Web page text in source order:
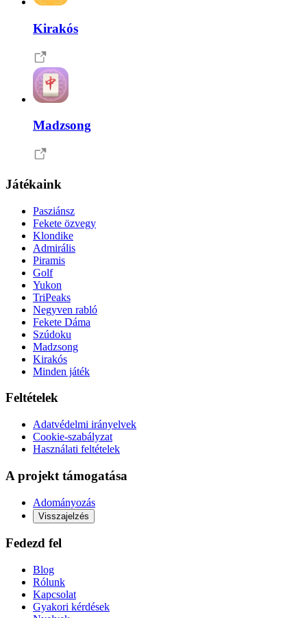
Kirakós
Madzsong
Játékaink
Pasziánsz
Fekete özvegy
Klondike
Admirális
Piramis
Golf
Yukon
TriPeaks
Negyven rabló
Fekete Dáma
Szúdoku
Madzsong
Kirakós
Minden játék
Feltételek
Adatvédelmi irányelvek
Cookie-szabályzat
Használati feltételek
A projekt támogatása
Adományozás
Visszajelzés
Fedezd fel
Blog
Rólunk
Kapcsolat
Gyakori kérdések